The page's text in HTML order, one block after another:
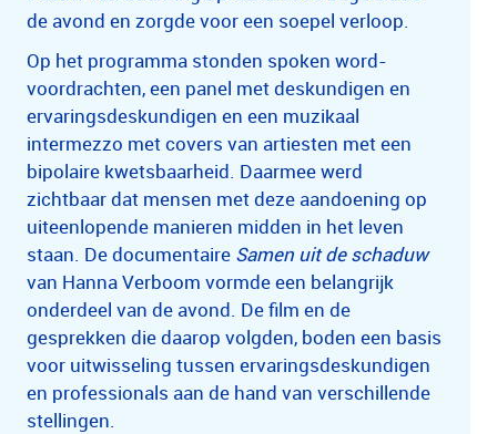
de avond en zorgde voor een soepel verloop.
Op het programma stonden spoken word-
voordrachten, een panel met deskundigen en
ervaringsdeskundigen en een muzikaal
intermezzo met covers van artiesten met een
bipolaire kwetsbaarheid. Daarmee werd
zichtbaar dat mensen met deze aandoening op
uiteenlopende manieren midden in het leven
staan. De documentaire Samen uit de schaduw
van Hanna Verboom vormde een belangrijk
onderdeel van de avond. De film en de
gesprekken die daarop volgden, boden een basis
voor uitwisseling tussen ervaringsdeskundigen
en professionals aan de hand van verschillende
stellingen.